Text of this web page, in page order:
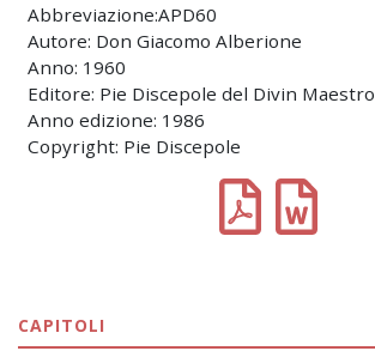
Abbreviazione:APD60
Autore: Don Giacomo Alberione
Anno: 1960
Editore: Pie Discepole del Divin Maestro
Anno edizione: 1986
Copyright: Pie Discepole
CAPITOLI